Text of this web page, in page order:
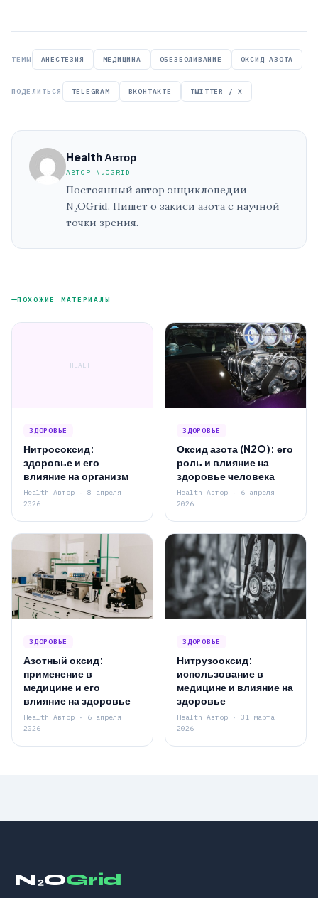
ТЕМЫ АНЕСТЕЗИЯ МЕДИЦИНА ОБЕЗБОЛИВАНИЕ ОКСИД АЗОТА
ПОДЕЛИТЬСЯ TELEGRAM ВКОНТАКТЕ TWITTER / X
Health Автор
АВТОР N₂OGRID
Постоянный автор энциклопедии
N₂OGrid. Пишет о закиси азота с научной
точки зрения.
ПОХОЖИЕ МАТЕРИАЛЫ
HEALTH
ЗДОРОВЬЕ
Нитросоксид:
здоровье и его
влияние на организм
Health Автор · 8 апреля
2026
ЗДОРОВЬЕ
Оксид азота (N2O): его
роль и влияние на
здоровье человека
Health Автор · 6 апреля
2026
ЗДОРОВЬЕ
Азотный оксид:
применение в
медицине и его
влияние на здоровье
Health Автор · 6 апреля
2026
ЗДОРОВЬЕ
Нитрузооксид:
использование в
медицине и влияние на
здоровье
Health Автор · 31 марта
2026
N₂OGrid